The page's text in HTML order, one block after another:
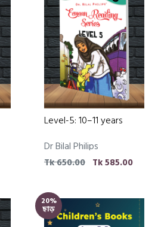
Level-5: 10–11 years
Dr Bilal Philips
Tk 650.00 Tk 585.00
20%
ছাড়